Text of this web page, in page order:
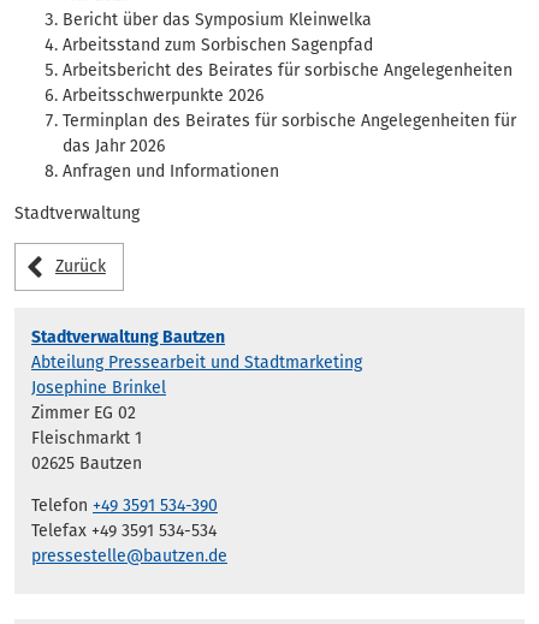
Bericht über das Symposium Kleinwelka
Arbeitsstand zum Sorbischen Sagenpfad
Arbeitsbericht des Beirates für sorbische Angelegenheiten
Arbeitsschwerpunkte 2026
Terminplan des Beirates für sorbische Angelegenheiten für
das Jahr 2026
Anfragen und Informationen
Stadtverwaltung
Zurück
Stadtverwaltung Bautzen
Abteilung Pressearbeit und Stadtmarketing
Josephine Brinkel
Zimmer EG 02
Fleischmarkt 1
02625 Bautzen
Telefon +49 3591 534-390
Telefax +49 3591 534-534
pressestelle@bautzen.de